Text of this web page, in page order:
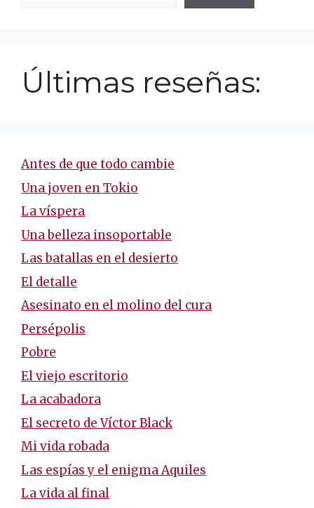
Últimas reseñas:
Antes de que todo cambie
Una joven en Tokio
La víspera
Una belleza insoportable
Las batallas en el desierto
El detalle
Asesinato en el molino del cura
Persépolis
Pobre
El viejo escritorio
La acabadora
El secreto de Víctor Black
Mi vida robada
Las espías y el enigma Aquiles
La vida al final